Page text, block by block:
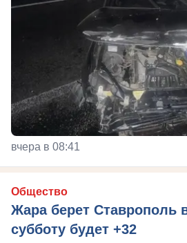
вчера в 08:41
Общество
Жара берет Ставрополь
субботу будет +32